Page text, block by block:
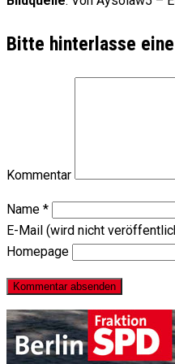
Bitte hinterlasse
Kommentar
Name *
E-Mail (wird nicht
Homepage